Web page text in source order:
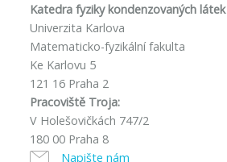
Katedra fyziky kondenzovaných látek
Univerzita Karlova
Matematicko-fyzikální fakulta
Ke Karlovu 5
121 16 Praha 2
Pracoviště Troja:
V Holešovičkách 747/2
180 00 Praha 8
Napište nám